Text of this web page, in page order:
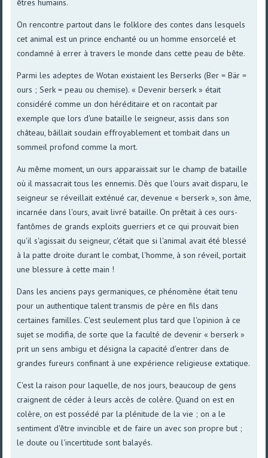
êtres humains.
On rencontre partout dans le folklore des contes dans lesquels
cet animal est un prince enchanté ou un homme ensorcelé et
condamné à errer à travers le monde dans cette peau de bête.
Parmi les adeptes de Wotan existaient les Berserks (Ber = Bär =
ours ; Serk = peau ou chemise). « Devenir berserk » était
considéré comme un don héréditaire et on racontait par
exemple que lors d'une bataille le seigneur, assis dans son
château, bâillait soudain effroyablement et tombait dans un
sommeil profond comme la mort.
Au même moment, un ours apparaissait sur le champ de bataille
où il massacrait tous les ennemis. Dès que l'ours avait disparu, le
seigneur se réveillait exténué car, devenue « berserk », son âme,
incarnée dans l'ours, avait livré bataille. On prêtait à ces ours-
fantômes de grands exploits guerriers et ce qui prouvait bien
qu'il s'agissait du seigneur, c'était que si l'animal avait été blessé
à la patte droite durant le combat, l'homme, à son réveil, portait
une blessure à cette main !
Dans les anciens pays germaniques, ce phénomène était tenu
pour un authentique talent transmis de père en fils dans
certaines familles. C'est seulement plus tard que l'opinion à ce
sujet se modifia, de sorte que la faculté de devenir « berserk »
prit un sens ambigu et désigna la capacité d'entrer dans de
grandes fureurs confinant à une expérience religieuse extatique.
C'est la raison pour laquelle, de nos jours, beaucoup de gens
craignent de céder à leurs accès de colère. Quand on est en
colère, on est possédé par la plénitude de la vie ; on a le
sentiment d'être invincible et de faire un avec son propre but ;
le doute ou l'incertitude sont balayés.